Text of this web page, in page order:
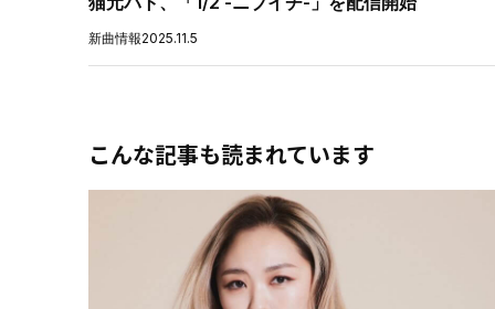
新曲情報2025.11.5
こんな記事も読まれています